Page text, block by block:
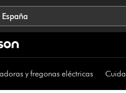
España
y fregonas eléctricas